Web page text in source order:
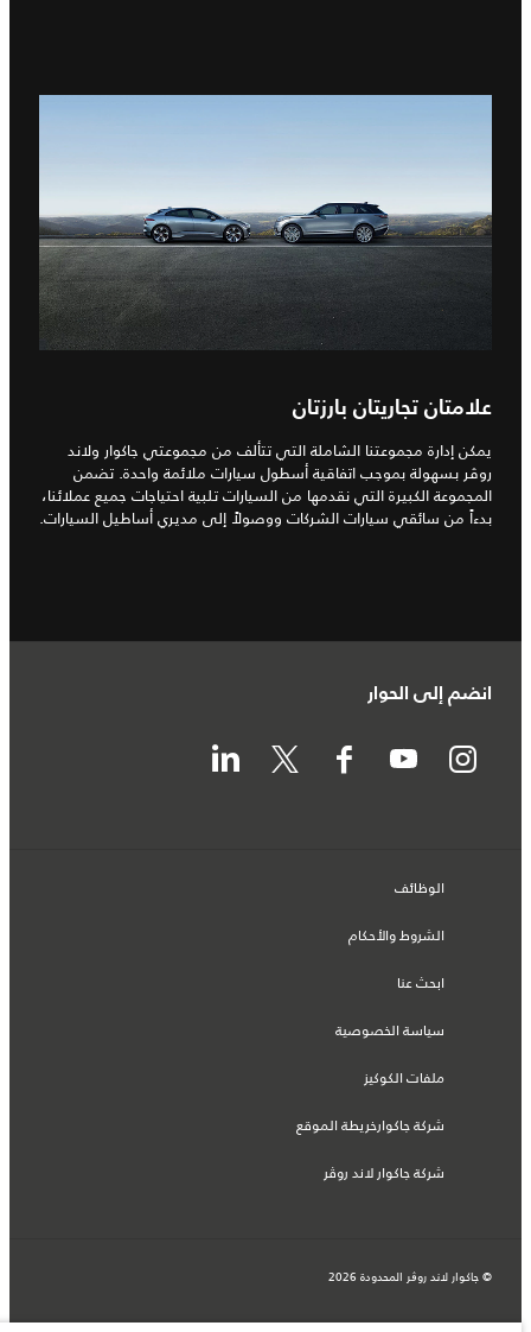
علامتان تجاريتان بارزتان
يمكن إدارة مجموعتنا الشاملة التي تتألف من مجموعتي جاكوار ولاند
روڤر بسهولة بموجب اتفاقية أسطول سيارات ملائمة واحدة. تضمن
المجموعة الكبيرة التي نقدمها من السيارات تلبية احتياجات جميع عملائنا،
بدءاً من سائقي سيارات الشركات ووصولاً إلى مديري أساطيل السيارات.
انضم إلى الحوار
الوظائف
الشروط والأحكام
ابحث عنا
سياسة الخصوصية
ملفات الكوكيز
شركة جاكوارخريطة الموقع
شركة جاكوار لاند روڤر
© جاكوار لاند روڨر المحدودة 2026